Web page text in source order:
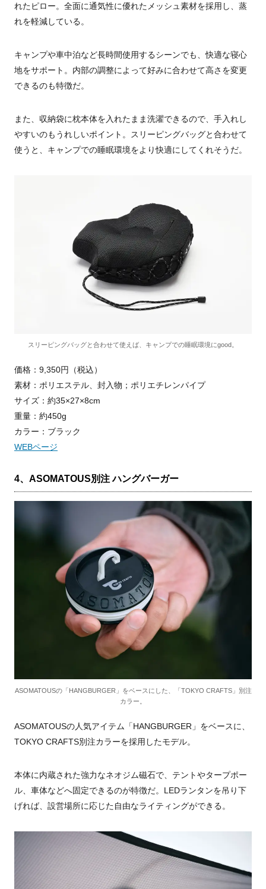
れたピロー。全面に通気性に優れたメッシュ素材を採用し、蒸
れを軽減している。
キャンプや車中泊など長時間使用するシーンでも、快適な寝心
地をサポート。内部の調整によって好みに合わせて高さを変更
できるのも特徴だ。
また、収納袋に枕本体を入れたまま洗濯できるので、手入れし
やすいのもうれしいポイント。スリーピングバッグと合わせて
使うと、キャンプでの睡眠環境をより快適にしてくれそうだ。
スリーピングバッグと合わせて使えば、キャンプでの睡眠環境にgood。
価格：9,350円（税込）
素材：ポリエステル、封入物；ポリエチレンパイプ
サイズ：約35×27×8cm
重量：約450g
カラー：ブラック
WEBページ
4、ASOMATOUS別注 ハングバーガー
ASOMATOUSの「HANGBURGER」をベースにした、「TOKYO CRAFTS」別注
カラー。
ASOMATOUSの人気アイテム「HANGBURGER」をベースに、
TOKYO CRAFTS別注カラーを採用したモデル。
本体に内蔵された強力なネオジム磁石で、テントやタープポー
ル、車体などへ固定できるのが特徴だ。LEDランタンを吊り下
げれば、設営場所に応じた自由なライティングができる。